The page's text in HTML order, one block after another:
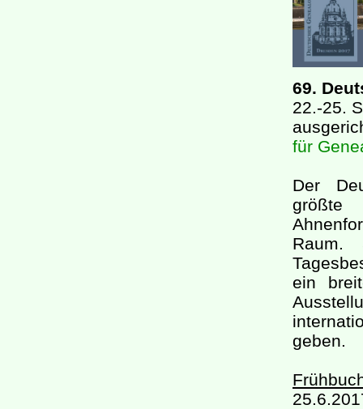
69.
22.-25.
für
Der
größte
Raum.
ein
geben.